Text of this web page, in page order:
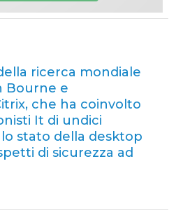
ricerca mondiale
Bourne e
che ha coinvolto
It di undici
stato della desktop
di sicurezza ad